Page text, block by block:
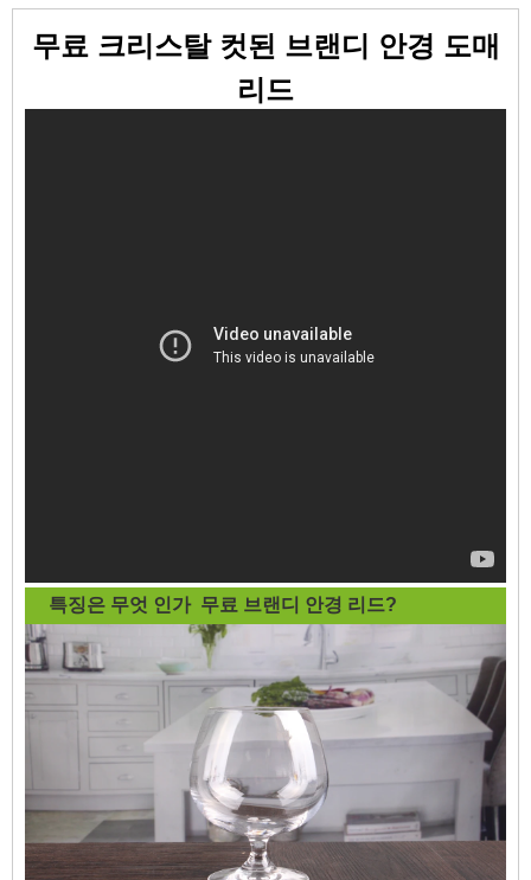
무료 크리스탈 컷된 브랜디 안경 도매
리드
특징은 무엇 인가 무료 브랜디 안경 리드?